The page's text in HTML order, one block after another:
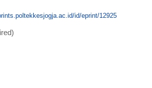
id/eprint/12925